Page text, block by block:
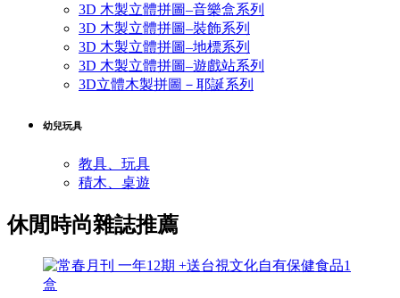
3D 木製立體拼圖–音樂盒系列
3D 木製立體拼圖–裝飾系列
3D 木製立體拼圖–地標系列
3D 木製立體拼圖–遊戲站系列
3D立體木製拼圖－耶誕系列
幼兒玩具
教具、玩具
積木、桌遊
休閒時尚雜誌推薦